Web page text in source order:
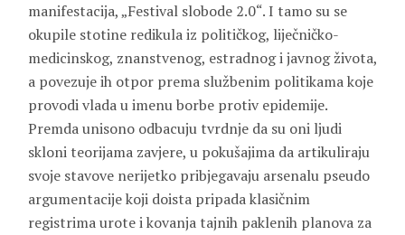
manifestacija, „Festival slobode 2.0“. I tamo su se
okupile stotine redikula iz političkog, liječničko-
medicinskog, znanstvenog, estradnog i javnog života,
a povezuje ih otpor prema službenim politikama koje
provodi vlada u imenu borbe protiv epidemije.
Premda unisono odbacuju tvrdnje da su oni ljudi
skloni teorijama zavjere, u pokušajima da artikuliraju
svoje stavove nerijetko pribjegavaju arsenalu pseudo
argumentacije koji doista pripada klasičnim
registrima urote i kovanja tajnih paklenih planova za